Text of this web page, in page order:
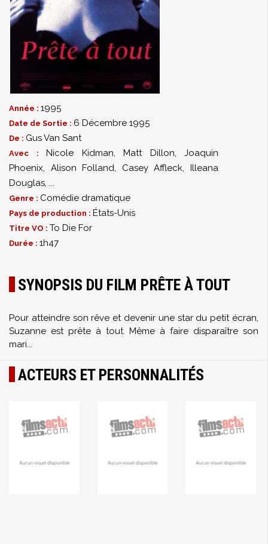
Année : 1995
Date de Sortie : 6 Décembre 1995
De : Gus Van Sant
Avec : Nicole Kidman, Matt Dillon, Joaquin
Phoenix, Alison Folland, Casey Affleck,Illeana
Douglas, ...
Genre : Comédie dramatique
Pays de production : États-Unis
Titre VO : To Die For
Durée : 1h47
SYNOPSIS DU FILM PRÊTE À TOUT
Pour atteindre son rêve et devenir une star du petit écran,
Suzanne est prête à tout. Même à faire disparaître son
mari...
ACTEURS ET PERSONNALITÉS